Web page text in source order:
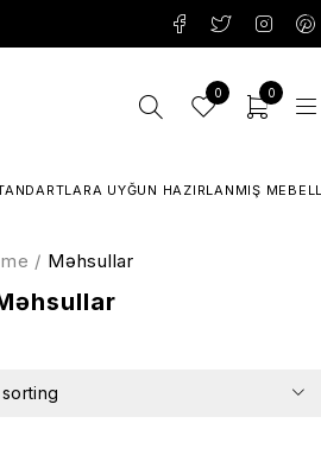
0 0
UYĞUN HAZIRLANMIŞ MEBELLƏR.
/ Məhsullar